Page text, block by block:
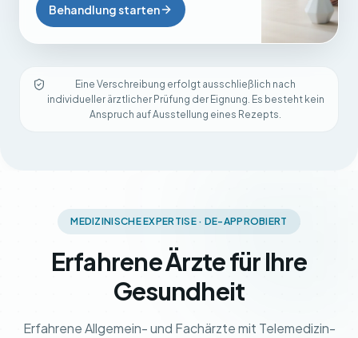
Behandlung starten
Eine Verschreibung erfolgt ausschließlich nach
individueller ärztlicher Prüfung der Eignung. Es besteht kein
Anspruch auf Ausstellung eines Rezepts.
MEDIZINISCHE EXPERTISE · DE-APPROBIERT
Erfahrene Ärzte für Ihre
Gesundheit
Erfahrene Allgemein- und Fachärzte mit Telemedizin-